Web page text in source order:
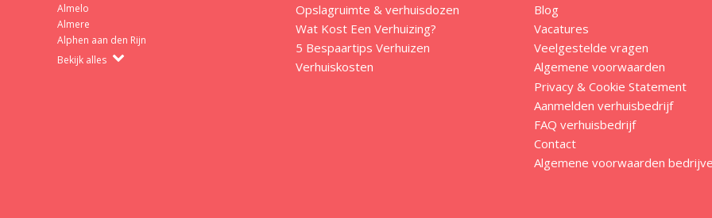
Almelo
Almere
Alphen aan den Rijn
Bekijk alles
Opslagruimte & verhuisdozen
Wat Kost Een Verhuizing?
5 Bespaartips Verhuizen
Verhuiskosten
Blog
Vacatures
Veelgestelde vragen
Algemene voorwaarden
Privacy & Cookie Statement
Aanmelden verhuisbedrijf
FAQ verhuisbedrijf
Contact
Algemene voorwaarden